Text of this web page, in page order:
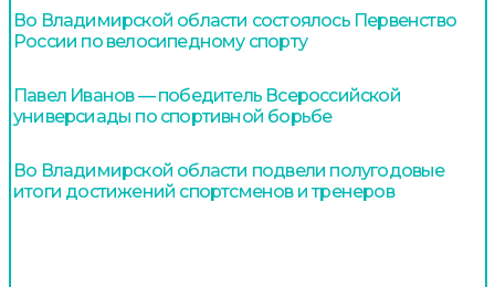
Во Владимирской области состоялось Первенство
России по велосипедному спорту
Павел Иванов — победитель Всероссийской
универсиады по спортивной борьбе
Во Владимирской области подвели полугодовые
итоги достижений спортсменов и тренеров